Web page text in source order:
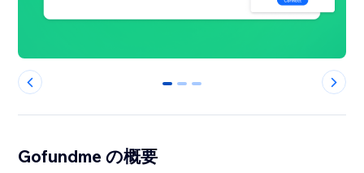
0 1 2
Gofundme の概要